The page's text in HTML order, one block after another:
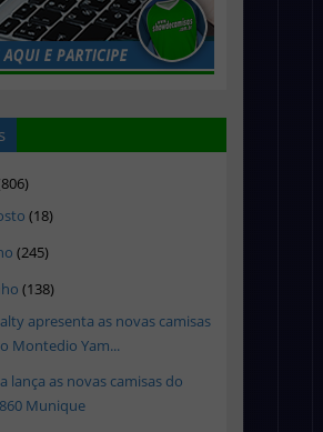
(18)
(245)
(138)
apresenta as novas camisas
Montedio Yam...
lança as novas camisas do
Munique